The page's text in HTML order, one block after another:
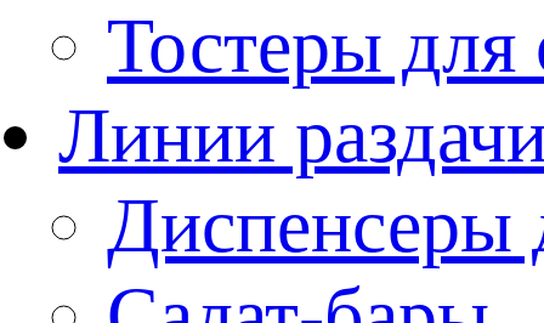
Тостеры
Линии
Диспенсеры